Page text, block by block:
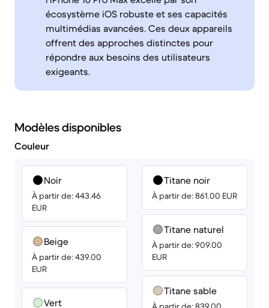
écosystème iOS robuste et ses capacités
multimédias avancées. Ces deux appareils
offrent des approches distinctes pour
répondre aux besoins des utilisateurs
exigeants.
Modèles disponibles
Couleur
Noir
À partir de: 443.46
EUR
Beige
À partir de: 439.00
EUR
Vert
Titane noir
À partir de: 861.00 EUR
Titane naturel
À partir de: 909.00
EUR
Titane sable